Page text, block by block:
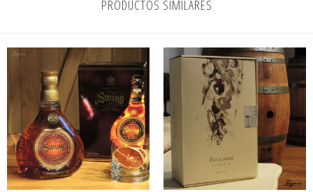
PRODUCTOS SIMILARES